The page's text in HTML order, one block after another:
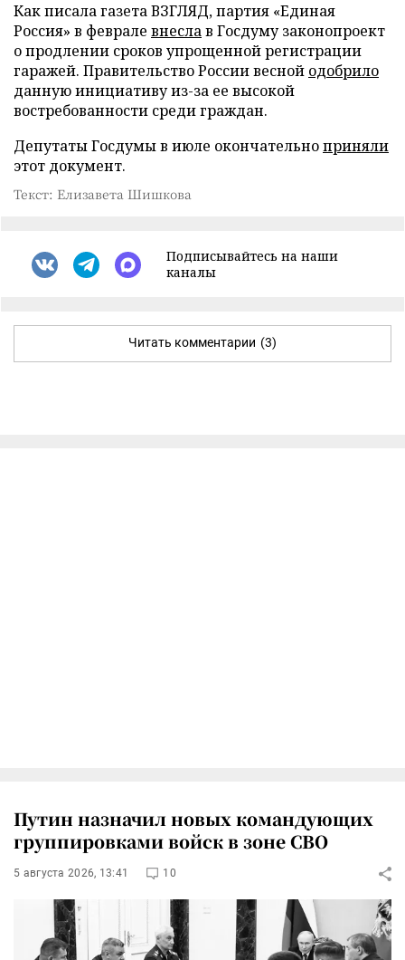
Как писала газета ВЗГЛЯД, партия «Единая
Россия» в феврале внеслав Госдуму законопроект
о продлении сроков упрощенной регистрации
гаражей. Правительство России весной одобрило
данную инициативу из-за ее высокой
востребованности среди граждан.
Депутаты Госдумы в июле окончательноприняли
этот документ.
Текст: Елизавета Шишкова
Подписывайтесь на наши
каналы
Читать комментарии (3)
Путин назначил новых командующих
группировками войск в зоне СВО
5 августа 2026, 13:41 10